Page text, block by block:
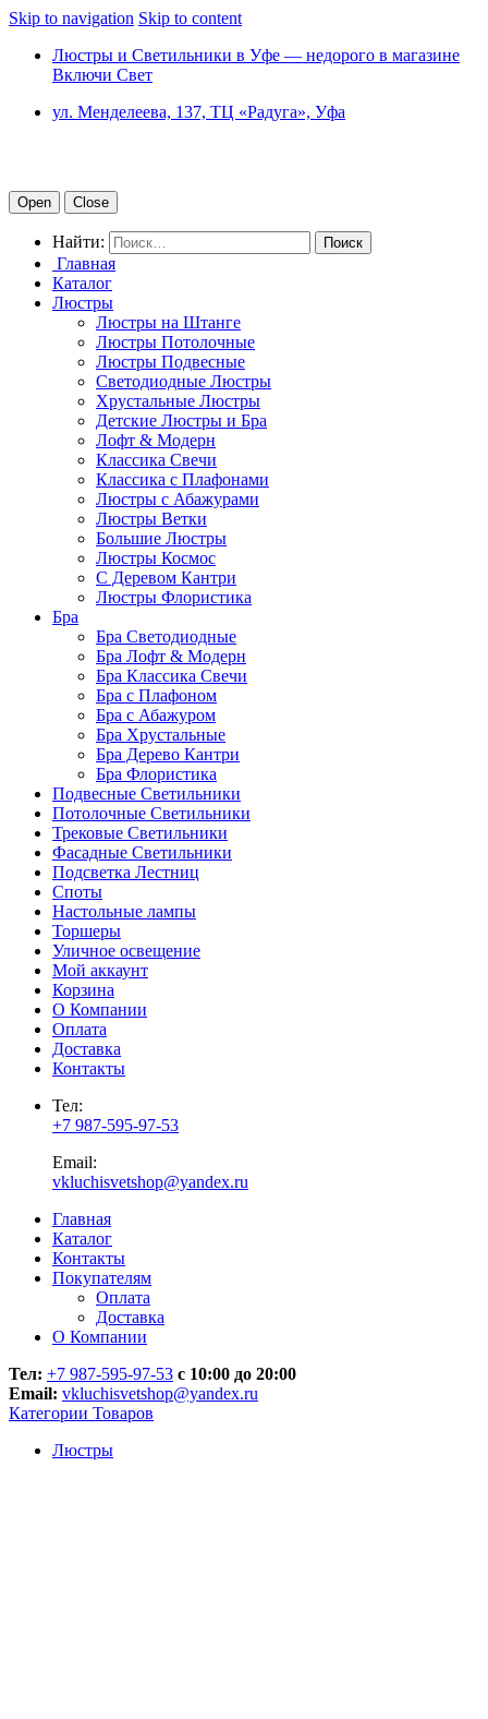
Skip to navigation Skip to content
Люстры и Светильники в Уфе — недорого в магазине
Включи Свет
ул. Менделеева, 137, ТЦ «Радуга», Уфа
Open Close
Найти:
Главная
Каталог
Люстры
Люстры на Штанге
Люстры Потолочные
Люстры Подвесные
Светодиодные Люстры
Хрустальные Люстры
Детские Люстры и Бра
Лофт & Модерн
Классика Свечи
Классика с Плафонами
Люстры с Абажурами
Люстры Ветки
Большие Люстры
Люстры Космос
С Деревом Кантри
Люстры Флористика
Бра
Бра Светодиодные
Бра Лофт & Модерн
Бра Классика Свечи
Бра с Плафоном
Бра с Абажуром
Бра Хрустальные
Бра Дерево Кантри
Бра Флористика
Подвесные Светильники
Потолочные Светильники
Трековые Светильники
Фасадные Светильники
Подсветка Лестниц
Споты
Настольные лампы
Торшеры
Уличное освещение
Мой аккаунт
Корзина
О Компании
Оплата
Доставка
Контакты
Тел:
+7 987-595-97-53
Email:
vkluchisvetshop@yandex.ru
Главная
Каталог
Контакты
Покупателям
Оплата
Доставка
О Компании
Тел: +7 987-595-97-53 с 10:00 до 20:00
Email: vkluchisvetshop@yandex.ru
Категории Товаров
Люстры